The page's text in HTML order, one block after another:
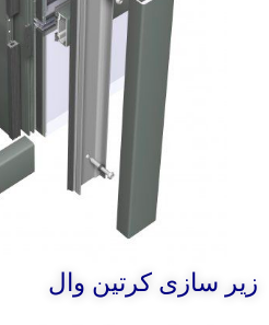
زیر سازی کرتین وال